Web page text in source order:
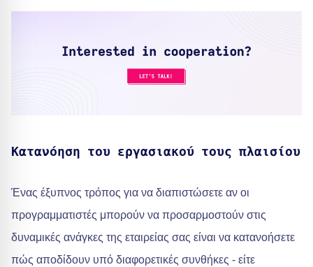
Κατανόηση του εργασιακού τους πλαισίου
Ένας έξυπνος τρόπος για να διαπιστώσετε αν οι
προγραμματιστές μπορούν να προσαρμοστούν στις
δυναμικές ανάγκες της εταιρείας σας είναι να κατανοήσετε
πώς αποδίδουν υπό διαφορετικές συνθήκες - είτε